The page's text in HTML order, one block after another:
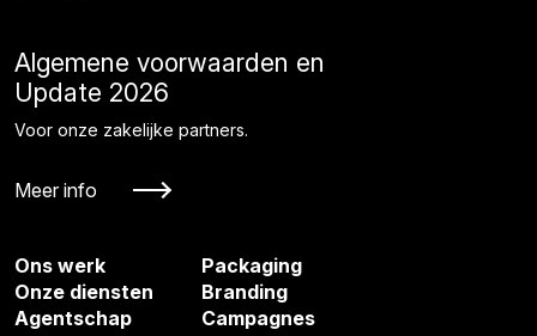
Algemene voorwaarden en
Update 2026
Voor onze zakelijke partners.
Meer info
Ons werk
Onze diensten
Agentschap
Packaging
Branding
Campagnes